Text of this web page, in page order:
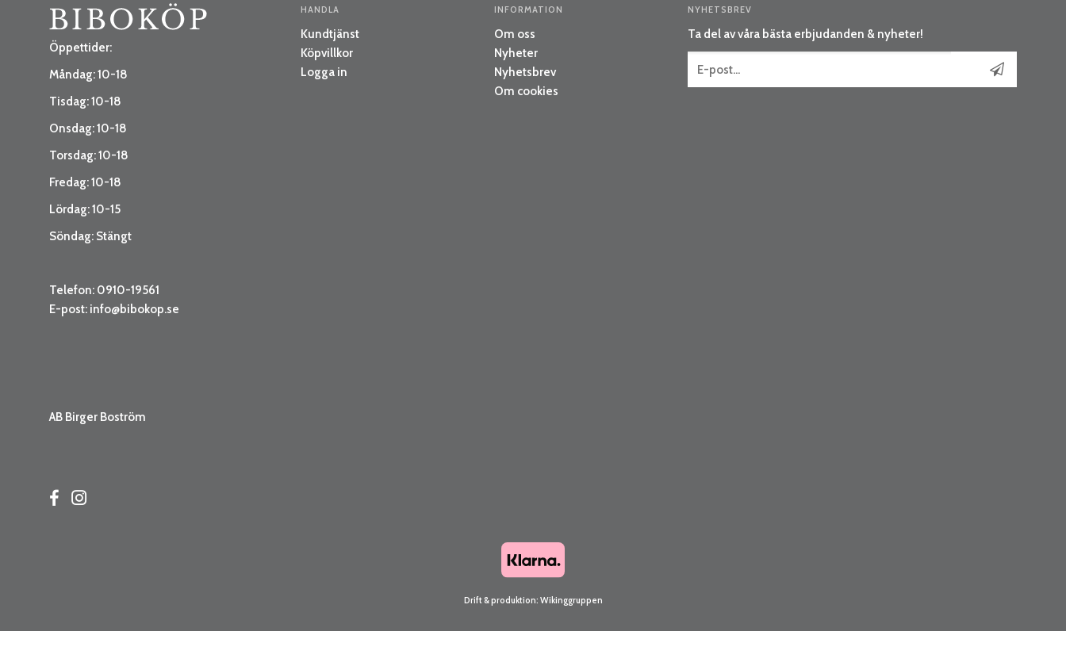
Öppettider:
Måndag: 10-18
Tisdag: 10-18
Onsdag: 10-18
Torsdag: 10-18
Fredag: 10-18
Lördag: 10-15
Söndag: Stängt
Telefon: 0910-19561
E-post: info@bibokop.se
AB Birger Boström
HANDLA
Kundtjänst
Köpvillkor
Logga in
INFORMATION
Om oss
Nyheter
Nyhetsbrev
Om cookies
NYHETSBREV
Ta del av våra bästa erbjudanden & nyheter!
Drift & produktion: Wikinggruppen